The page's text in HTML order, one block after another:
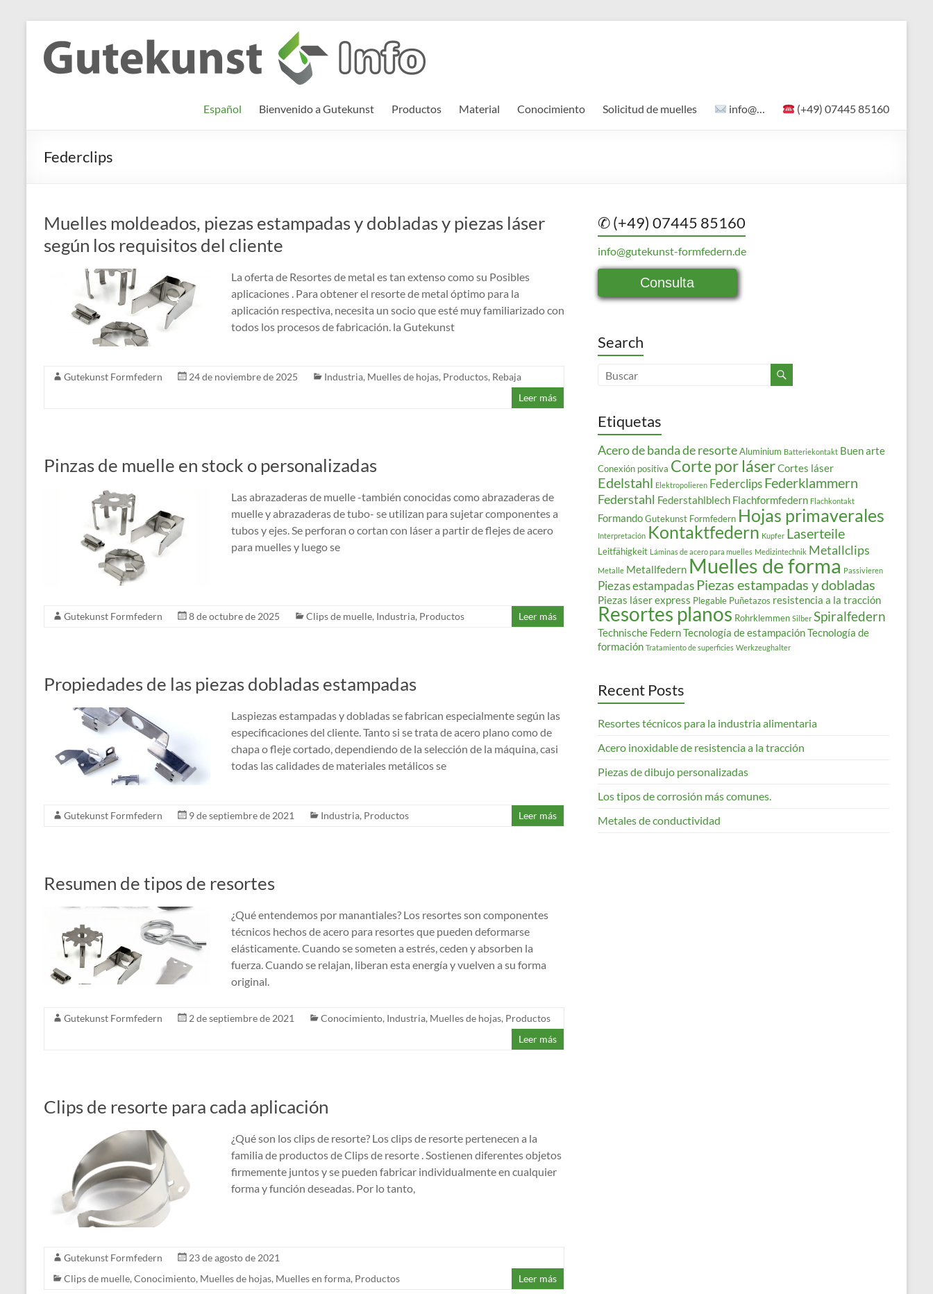
contenido
Gutekunst
Formfedern
Informationen
und
Wissenswertes
Español Bienvenido a Gutekunst Productos Material Conocimiento Solicitud de muelles info@… (+49) 07445 85160
Federclips
Muelles moldeados, piezas estampadas y dobladas y piezas láser
según los requisitos del cliente
La oferta de Resortes de metal es tan extenso como su Posibles
aplicaciones . Para obtener el resorte de metal óptimo para la
aplicación respectiva, necesita un socio que esté muy familiarizado con
todos los procesos de fabricación. la Gutekunst
Gutekunst Formfedern 24 de noviembre de 2025 Industria, Muelles de hojas, Productos, Rebaja
Leer más
Pinzas de muelle en stock o personalizadas
Las abrazaderas de muelle -también conocidas como abrazaderas de
muelle y abrazaderas de tubo- se utilizan para sujetar componentes a
tubos y ejes. Se perforan o cortan con láser a partir de flejes de acero
para muelles y luego se
Gutekunst Formfedern 8 de octubre de 2025 Clips de muelle, Industria, Productos Leer más
Propiedades de las piezas dobladas estampadas
Laspiezas estampadas y dobladas se fabrican especialmente según las
especificaciones del cliente. Tanto si se trata de acero plano como de
chapa o fleje cortado, dependiendo de la selección de la máquina, casi
todas las calidades de materiales metálicos se
Gutekunst Formfedern 9 de septiembre de 2021 Industria, Productos Leer más
Resumen de tipos de resortes
¿Qué entendemos por manantiales? Los resortes son componentes
técnicos hechos de acero para resortes que pueden deformarse
elásticamente. Cuando se someten a estrés, ceden y absorben la
fuerza. Cuando se relajan, liberan esta energía y vuelven a su forma
original.
Gutekunst Formfedern 2 de septiembre de 2021 Conocimiento, Industria, Muelles de hojas, Productos
Leer más
Clips de resorte para cada aplicación
¿Qué son los clips de resorte? Los clips de resorte pertenecen a la
familia de productos de Clips de resorte . Sostienen diferentes objetos
firmemente juntos y se pueden fabricar individualmente en cualquier
forma y función deseadas. Por lo tanto,
Gutekunst Formfedern
23 de agosto de 2021
Clips de muelle, Conocimiento, Muelles de hojas, Muelles en forma, Productos Leer más
✆ (+49) 07445 85160
info@gutekunst-formfedern.de
Consulta
Search
Etiquetas
Acero de banda de resorteAluminium Batteriekontakt Buen arte
Conexión positiva Corte por láserCortes láser
Edelstahl Elektropolieren FederclipsFederklammern
Federstahl Federstahlblech Flachformfedern Flachkontakt
FormandoGutekunst Formfedern Hojas primaverales
Interpretación Kontaktfedern Kupfer Laserteile
Leitfähigkeit Láminas de acero para muelles Medizintechnik Metallclips
Metalle Metallfedern Muelles de forma Passivieren
Piezas estampadas Piezas estampadas y dobladas
Piezas láser express Plegable Puñetazos resistencia a la tracción
Resortes planos Rohrklemmen Silber Spiralfedern
Technische FedernTecnología de estampaciónTecnología de
formación Tratamiento de superficies Werkzeughalter
Recent Posts
Resortes técnicos para la industria alimentaria
Acero inoxidable de resistencia a la tracción
Piezas de dibujo personalizadas
Los tipos de corrosión más comunes.
Metales de conductividad